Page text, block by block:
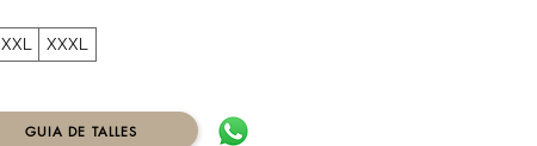
XXL XXXL
GUIA DE TALLES